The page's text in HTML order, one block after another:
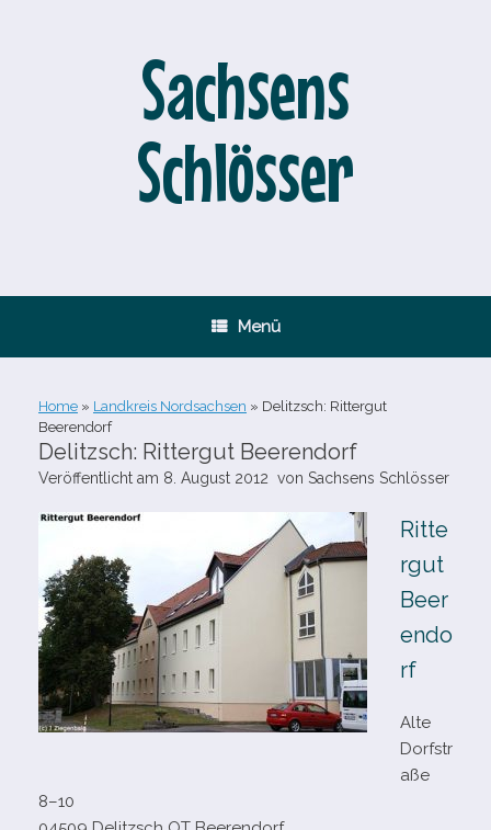
Sachsens
Schlösser
Menü
Home » Landkreis Nordsachsen » Delitzsch: Rittergut
Beerendorf
Delitzsch: Rittergut Beerendorf
Veröffentlicht am 8. August 2012 von Sachsens Schlösser
Ritte
rgut
Beer
endo
rf
Alte
Dorfstr
aße
8–10